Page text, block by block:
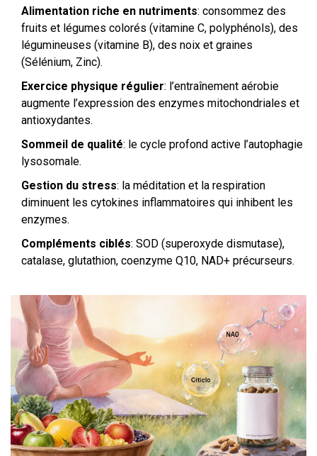
Alimentation riche en nutriments: consommez des
fruits et légumes colorés (vitamine C, polyphénols), des
légumineuses (vitamine B), des noix et graines
(Sélénium, Zinc).
Exercice physique régulier: l’entraînement aérobie
augmente l’expression des enzymes mitochondriales et
antioxydantes.
Sommeil de qualité: le cycle profond active l’autophagie
lysosomale.
Gestion du stress: la méditation et la respiration
diminuent les cytokines inflammatoires qui inhibent les
enzymes.
Compléments ciblés: SOD (superoxyde dismutase),
catalase, glutathion, coenzyme Q10, NAD+ précurseurs.